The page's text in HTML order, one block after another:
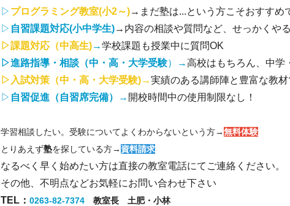
▷ プログラミング教室(小2～)→まだ塾は...という方こそおすすめ
▷ 自習課題対応(小中学生)→ 内容の相談や質問など、せっかくや
▷課題対応（中高生)→学校課題も授業中に質問OK
▷進路指導・相談（中・高・大学受験）→高校はもちろん、中学
▷入試対策（中・高・大学受験)→実績のある講師陣と豊富な教
▷ 自習促進（自習席完備） → 開校時間中の使用制限なし！
学習相談したい。受験についてよくわからないという方→無料体験
とりあえず塾を探している方→ 資料請求
なるべく早く始めたい方は直接の教室電話にてご連絡ください。
その他、不明点などお気軽にお問い合わせ下さい
TEL：0263-82-7374 教室長 土肥・小林